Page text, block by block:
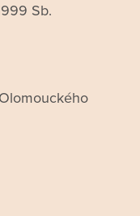
Sb.